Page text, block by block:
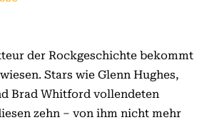
der Rockgeschichte bekommt
Stars wie Glenn Hughes,
Brad Whitford vollendeten
zehn – von ihm nicht mehr